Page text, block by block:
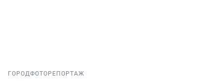
ГОРОДФОТОРЕПОРТАЖ